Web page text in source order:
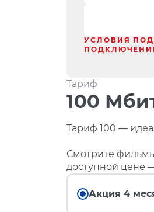
УСЛОВИЯ
Тариф
100
Тариф 100 —
Смотрите
доступной цене
Акция 4